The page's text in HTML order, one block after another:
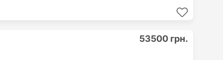
53500 грн.